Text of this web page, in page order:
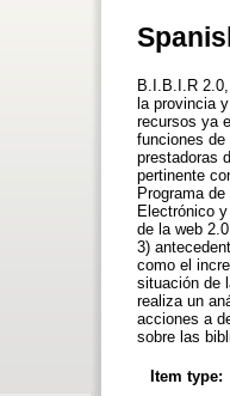
B.I.B.I.R
la provincia
recursos ya
funciones
prestadoras
pertinente
Programa
Electrónico
de la web
3)
como el
situación de
realiza un
acciones a
sobre las
Item type: